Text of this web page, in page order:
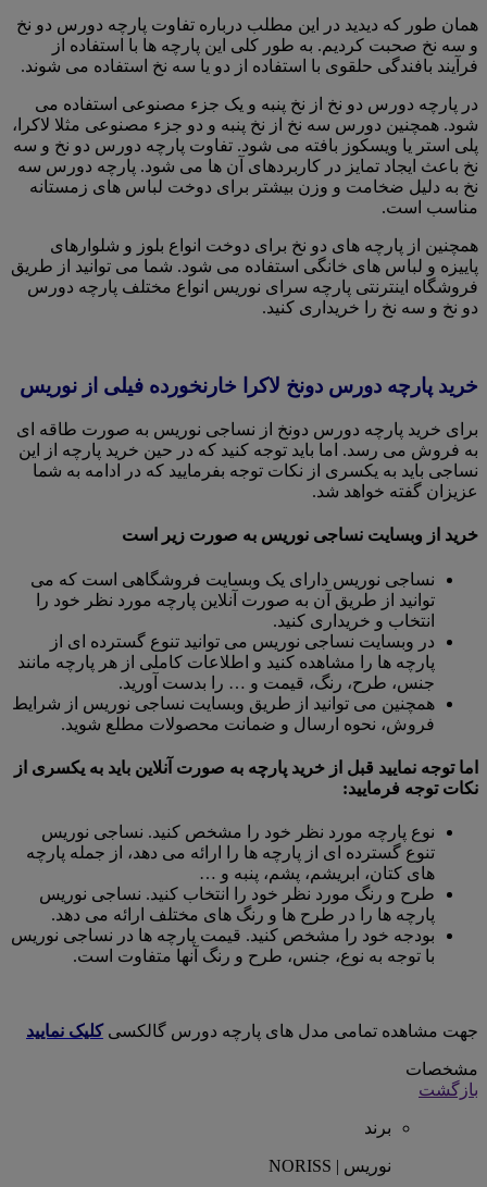
همان طور که دیدید در این مطلب درباره تفاوت پارچه دورس دو نخ
و سه نخ صحبت کردیم. به طور کلی این پارچه ها با استفاده از
فرآیند بافندگی حلقوی با استفاده از دو یا سه نخ استفاده می شوند.
در پارچه دورس دو نخ از نخ پنبه و یک جزء مصنوعی استفاده می
شود. همچنین دورس سه نخ از نخ پنبه و دو جزء مصنوعی مثلا لاکرا،
پلی استر یا ویسکوز بافته می شود. تفاوت پارچه دورس دو نخ و سه
نخ باعث ایجاد تمایز در کاربردهای آن ها می شود. پارچه دورس سه
نخ به دلیل ضخامت و وزن بیشتر برای دوخت لباس های زمستانه
مناسب است.
همچنین از پارچه های دو نخ برای دوخت انواع بلوز و شلوارهای
پاییزه و لباس های خانگی استفاده می شود. شما می توانید از طریق
فروشگاه اینترنتی پارچه سرای نوریس انواع مختلف پارچه دورس
دو نخ و سه نخ را خریداری کنید.
خرید پارچه دورس دونخ لاکرا خارنخورده فیلی از نوریس
برای خرید پارچه دورس دونخ از نساجی نوریس به صورت طاقه ای
به فروش می رسد. اما باید توجه کنید که در حین خرید پارچه از این
نساجی باید به یکسری از نکات توجه بفرمایید که در ادامه به شما
عزیزان گفته خواهد شد.
خرید از وبسایت نساجی نوریس به صورت زیر است
نساجی نوریس دارای یک وبسایت فروشگاهی است که می
توانید از طریق آن به صورت آنلاین پارچه مورد نظر خود را
انتخاب و خریداری کنید.
در وبسایت نساجی نوریس می توانید تنوع گسترده ای از
پارچه ها را مشاهده کنید و اطلاعات کاملی از هر پارچه مانند
جنس، طرح، رنگ، قیمت و … را بدست آورید.
همچنین می توانید از طریق وبسایت نساجی نوریس از شرایط
فروش، نحوه ارسال و ضمانت محصولات مطلع شوید.
اما توجه نمایید قبل از خرید پارچه به صورت آنلاین باید به یکسری از
نکات توجه فرمایید:
نوع پارچه مورد نظر خود را مشخص کنید. نساجی نوریس
تنوع گسترده ای از پارچه ها را ارائه می دهد، از جمله پارچه
های کتان، ابریشم، پشم، پنبه و …
طرح و رنگ مورد نظر خود را انتخاب کنید. نساجی نوریس
پارچه ها را در طرح ها و رنگ های مختلف ارائه می دهد.
بودجه خود را مشخص کنید. قیمت پارچه ها در نساجی نوریس
با توجه به نوع، جنس، طرح و رنگ آنها متفاوت است.
جهت مشاهده تمامی مدل های پارچه دورس گالکسیکلیک نمایید
مشخصات
بازگشت
برند
نوریس | NORISS